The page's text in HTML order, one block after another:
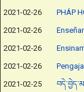
2021-02-26
PHÁP
2021-02-26
2021-02-26
2021-02-26
2021-02-25